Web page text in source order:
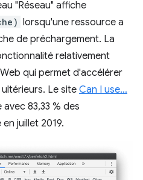
"Réseau" affiche
lorsqu'une ressource a
de préchargement. La
relativement
qui permet d'accélérer
Le site Can I use…
83,33 % des
juillet 2019.